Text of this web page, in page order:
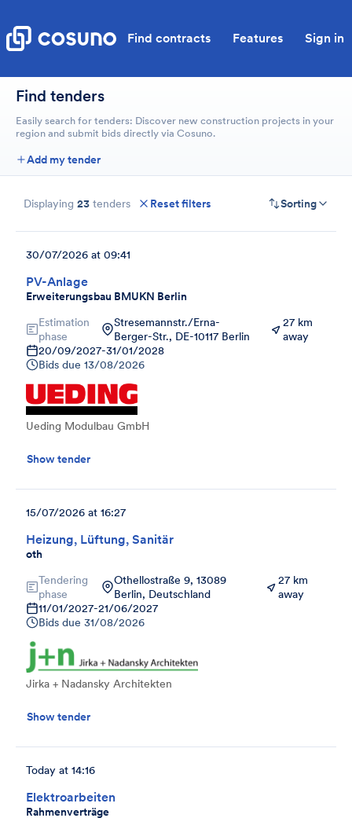
Find contracts Features Sign in
Find tenders
Easily search for tenders: Discover new construction projects in your
region and submit bids directly via Cosuno.
Add my tender
Displaying 23 tenders Reset filters Sorting
PV-Anlage
Erweiterungsbau BMUKN Berlin
30/07/2026 at 09:41
Estimation
phase
Stresemannstr./Erna-
Berger-Str., DE-10117 Berlin
27 km
away
20/09/2027-31/01/2028
Bids due 13/08/2026
Ueding Modulbau GmbH
Show tender
Heizung, Lüftung, Sanitär
oth
15/07/2026 at 16:27
Tendering
phase
Othellostraße 9, 13089
Berlin, Deutschland
27 km
away
11/01/2027-21/06/2027
Bids due 31/08/2026
Jirka + Nadansky Architekten
Show tender
Elektroarbeiten
Rahmenverträge
Today at 14:16